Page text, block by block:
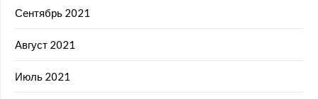
Сентябрь 2021
Август 2021
Июль 2021